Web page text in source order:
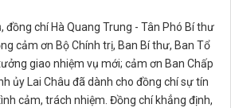
đồng chí Hà Quang Trung - Tân Phó Bí thư
cảm ơn Bộ Chính trị, Ban Bí thư, Ban Tổ
giao nhiệm vụ mới; cảm ơn Ban Chấp
ủy Lai Châu đã dành cho đồng chí sự tín
cảm, trách nhiệm. Đồng chí khẳng định,